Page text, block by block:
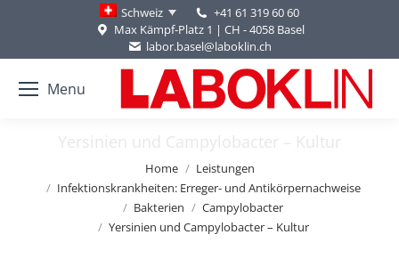
Schweiz
+41 61 319 60 60
Max Kämpf-Platz 1 | CH - 4058 Basel
labor.basel@laboklin.ch
Menu
Yersinien und Campylobacter – Kultur
Home
Leistungen
Infektionskrankheiten: Erreger- und Antikörpernachweise
Bakterien
Campylobacter
Yersinien und Campylobacter – Kultur